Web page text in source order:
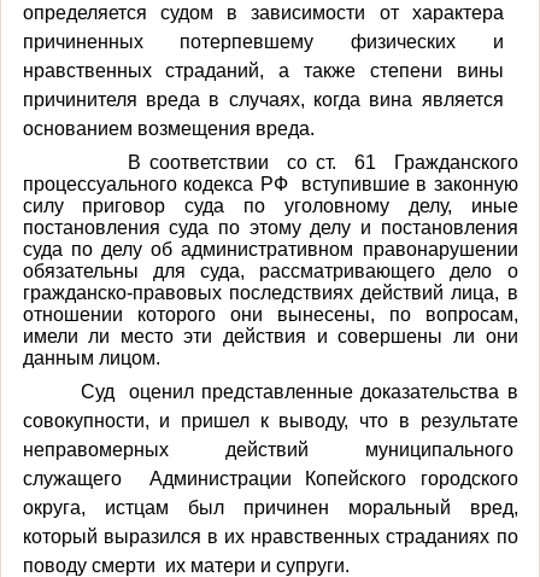
определяется судом в зависимости от характера
причиненных потерпевшему физических и
нравственных страданий, а также степени вины
причинителя вреда в случаях, когда вина является
основанием возмещения вреда.
В соответствии со ст. 61 Гражданского
процессуального кодекса РФ вступившие в законную
силу приговор суда по уголовному делу, иные
постановления суда по этому делу и постановления
суда по делу об административном правонарушении
обязательны для суда, рассматривающего дело о
гражданско-правовых последствиях действий лица, в
отношении которого они вынесены, по вопросам,
имели ли место эти действия и совершены ли они
данным лицом.
Суд оценил представленные доказательства в
совокупности, и пришел к выводу, что в результате
неправомерных действий муниципального
служащего Администрации Копейского городского
округа, истцам был причинен моральный вред,
который выразился в их нравственных страданиях по
поводу смерти их матери и супруги.